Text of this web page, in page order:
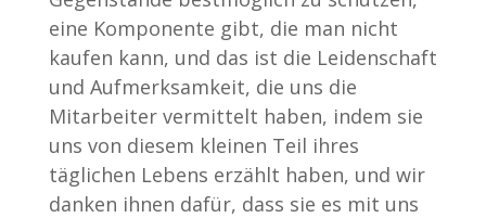
eine Komponente gibt, die man nicht
kaufen kann, und das ist die Leidenschaft
und Aufmerksamkeit, die uns die
Mitarbeiter vermittelt haben, indem sie
uns von diesem kleinen Teil ihres
täglichen Lebens erzählt haben, und wir
danken ihnen dafür, dass sie es mit uns